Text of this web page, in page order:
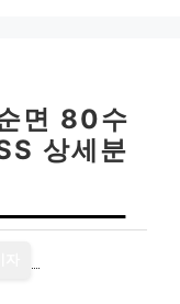
면 80수
상세분